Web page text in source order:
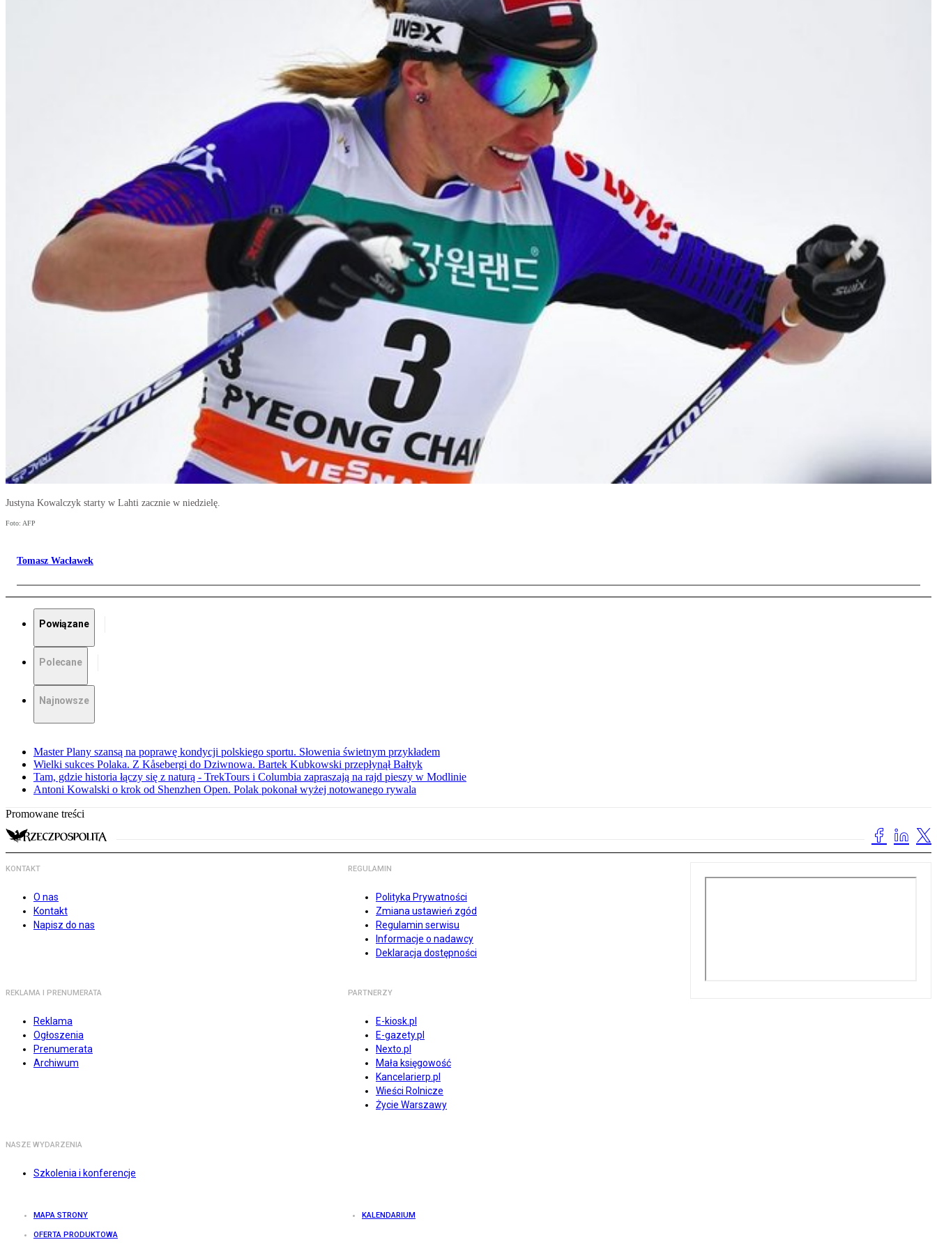
Justyna Kowalczyk starty w Lahti zacznie w niedzielę.
Foto: AFP
Tomasz Wacławek
Powiązane
Polecane
Najnowsze
Master Plany szansą na poprawę kondycji polskiego sportu. Słowenia świetnym przykładem
Wielki sukces Polaka. Z Kåsebergi do Dziwnowa. Bartek Kubkowski przepłynął Bałtyk
Tam, gdzie historia łączy się z naturą - TrekTours i Columbia zapraszają na rajd pieszy w Modlinie
Antoni Kowalski o krok od Shenzhen Open. Polak pokonał wyżej notowanego rywala
Promowane treści
KONTAKT
O nas
Kontakt
Napisz do nas
REGULAMIN
Polityka Prywatności
Zmiana ustawień zgód
Regulamin serwisu
Informacje o nadawcy
Deklaracja dostępności
REKLAMA I PRENUMERATA
Reklama
Ogłoszenia
Prenumerata
Archiwum
PARTNERZY
E-kiosk.pl
E-gazety.pl
Nexto.pl
Mała księgowość
Kancelarierp.pl
Wieści Rolnicze
Życie Warszawy
NASZE WYDARZENIA
Szkolenia i konferencje
MAPA STRONY KALENDARIUM
OFERTA PRODUKTOWA